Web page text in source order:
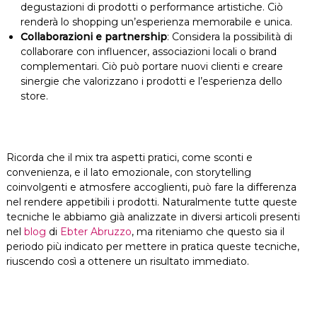
degustazioni di prodotti o performance artistiche. Ciò
renderà lo shopping un’esperienza memorabile e unica.
Collaborazioni e partnership: Considera la possibilità di
collaborare con influencer, associazioni locali o brand
complementari. Ciò può portare nuovi clienti e creare
sinergie che valorizzano i prodotti e l’esperienza dello
store.
Ricorda che il mix tra aspetti pratici, come sconti e
convenienza, e il lato emozionale, con storytelling
coinvolgenti e atmosfere accoglienti, può fare la differenza
nel rendere appetibili i prodotti. Naturalmente tutte queste
tecniche le abbiamo già analizzate in diversi articoli presenti
nel blog di Ebter Abruzzo, ma riteniamo che questo sia il
periodo più indicato per mettere in pratica queste tecniche,
riuscendo così a ottenere un risultato immediato.